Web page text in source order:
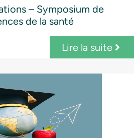
– Symposium de
de la santé
Lire la suite